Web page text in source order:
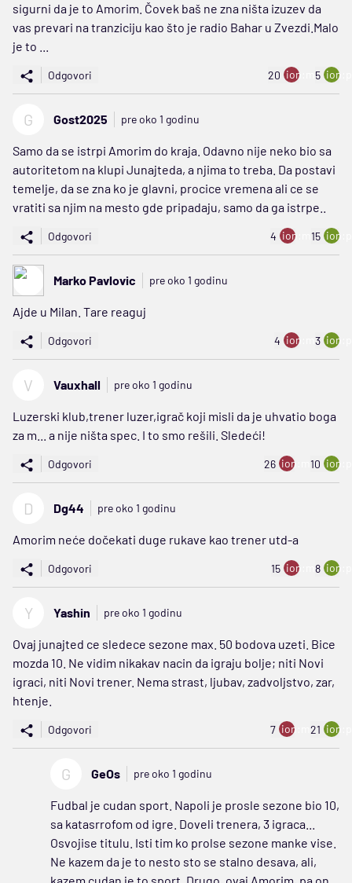
sigurni da je to Amorim. Čovek baš ne zna ništa izuzev da
vas prevari na tranziciju kao što je radio Bahar u Zvezdi.Malo
je to ...
Odgovori 20 ion:minus
5
G Gost2025 pre oko 1 godinu
Samo da se istrpi Amorim do kraja. Odavno nije neko bio sa
autoritetom na klupi Junajteda, a njima to treba. Da postavi
temelje, da se zna ko je glavni, procice vremena ali ce se
vratiti sa njim na mesto gde pripadaju, samo da ga istrpe..
Odgovori 4 ion:minus
15
Marko Pavlovic pre oko 1 godinu
Ajde u Milan. Tare reaguj
Odgovori 4 ion:minus
3
V Vauxhall pre oko 1 godinu
Luzerski klub,trener luzer,igrač koji misli da je uhvatio boga
za m... a nije ništa spec. I to smo rešili. Sledeći!
Odgovori 26 ion:minus
10
D Dg44 pre oko 1 godinu
Amorim neće dočekati duge rukave kao trener utd-a
Odgovori 15 ion:minus
8
Y Yashin pre oko 1 godinu
Ovaj junajted ce sledece sezone max. 50 bodova uzeti. Bice
mozda 10. Ne vidim nikakav nacin da igraju bolje; niti Novi
igraci, niti Novi trener. Nema strast, ljubav, zadvoljstvo, zar,
htenje.
Odgovori 7 ion:minus
21
G GeOs pre oko 1 godinu
Fudbal je cudan sport. Napoli je prosle sezone bio 10,
sa katasrrofom od igre. Doveli trenera, 3 igraca...
Osvojise titulu. Isti tim ko prolse sezone manke vise.
Ne kazem da je to nesto sto se stalno desava, ali,